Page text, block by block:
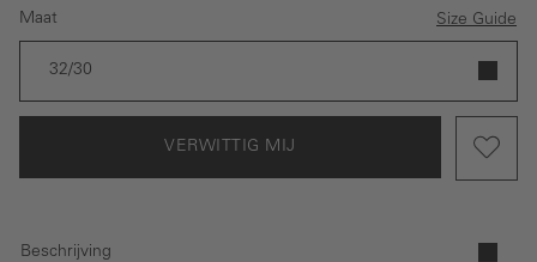
Maat Size Guide
32/30
VERWITTIG MIJ
Beschrijving